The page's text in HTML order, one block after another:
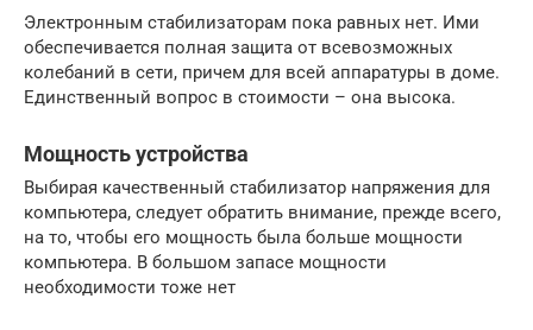
Электронным стабилизаторам пока равных нет. Ими
обеспечивается полная защита от всевозможных
колебаний в сети, причем для всей аппаратуры в доме.
Единственный вопрос в стоимости – она высока.
Мощность устройства
Выбирая качественный стабилизатор напряжения для
компьютера, следует обратить внимание, прежде всего,
на то, чтобы его мощность была больше мощности
компьютера. В большом запасе мощности
необходимости тоже нет